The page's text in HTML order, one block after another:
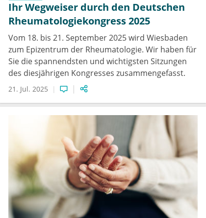
Ihr Wegweiser durch den Deutschen
Rheumatologiekongress 2025
Vom 18. bis 21. September 2025 wird Wiesbaden
zum Epizentrum der Rheumatologie. Wir haben für
Sie die spannendsten und wichtigsten Sitzungen
des diesjährigen Kongresses zusammengefasst.
21. Jul. 2025